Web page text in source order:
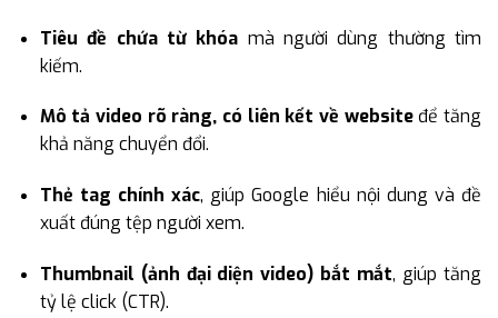
Tiêu đề chứa từ khóa mà người dùng thường tìm
kiếm.
Mô tả video rõ ràng, có liên kết về websiteđể tăng
khả năng chuyển đổi.
Thẻ tag chính xác, giúp Google hiểu nội dung và đề
xuất đúng tệp người xem.
Thumbnail (ảnh đại diện video) bắt mắt, giúp tăng
tỷ lệ click (CTR).